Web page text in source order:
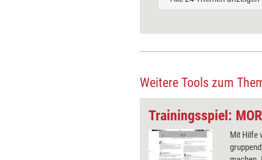
Weitere Tools zum
Trainingsspiel:
Mit Hilfe